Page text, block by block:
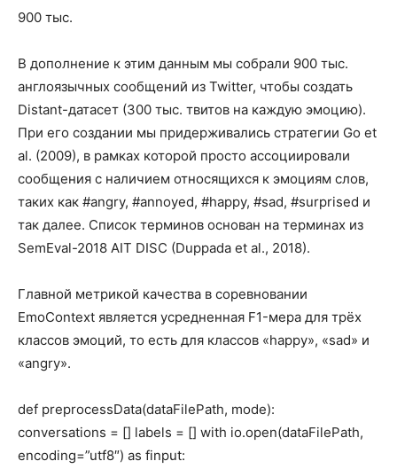
900 тыс.
В дополнение к этим данным мы собрали 900 тыс.
англоязычных сообщений из Twitter, чтобы создать
Distant-датасет (300 тыс. твитов на каждую эмоцию).
При его создании мы придерживались стратегии Go et
al. (2009), в рамках которой просто ассоциировали
сообщения с наличием относящихся к эмоциям слов,
таких как #angry, #annoyed, #happy, #sad, #surprised и
так далее. Список терминов основан на терминах из
SemEval-2018 AIT DISC (Duppada et al., 2018).
Главной метрикой качества в соревновании
EmoContext является усредненная F1-мера для трёх
классов эмоций, то есть для классов «happy», «sad» и
«angry».
def preprocessData(dataFilePath, mode):
conversations = [] labels = [] with io.open(dataFilePath,
encoding=”utf8″) as finput: